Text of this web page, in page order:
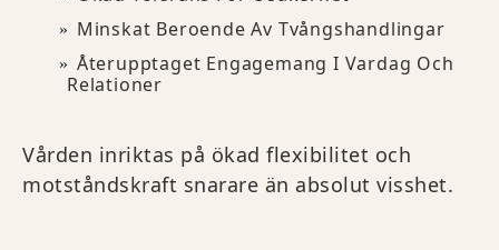
Minskat Beroende Av Tvångshandlingar
Återupptaget Engagemang I Vardag Och
Relationer
Vården inriktas på ökad flexibilitet och
motståndskraft snarare än absolut visshet.